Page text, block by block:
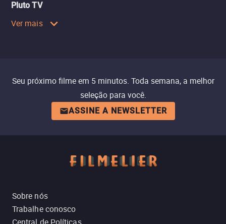
Pluto TV
Ver mais
Seu próximo filme em 5 minutos. Toda semana, a melhor
seleção para você.
ASSINE A NEWSLETTER
Sobre nós
Trabalhe conosco